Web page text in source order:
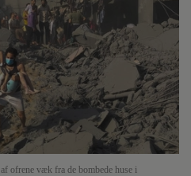
ofrene væk fra de bombede huse i